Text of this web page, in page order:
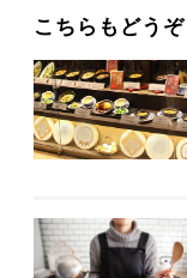
こちらもどうぞ